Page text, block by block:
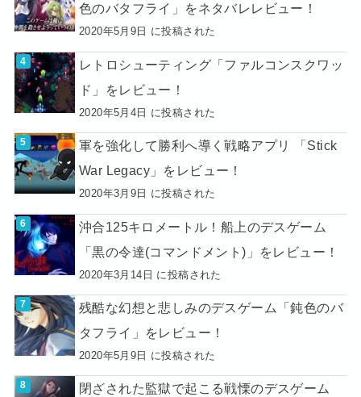
色のバタフライ」をネタバレレビュー！
2020年5月9日 に投稿された
レトロシューティング「ファルコンスクワッ
ド」をレビュー！
2020年5月4日 に投稿された
軍を強化して勝利へ導く戦略アプリ 「Stick
War Legacy」をレビュー！
2020年3月9日 に投稿された
沖合125キロメートル！船上のデスゲーム
「黒の令達(コマンドメント)」をレビュー！
2020年3月14日 に投稿された
残酷な幻想と悲しみのデスゲーム「鈍色のバ
タフライ」をレビュー！
2020年5月9日 に投稿された
閉ざされた監獄で起こる戦慄のデスゲーム